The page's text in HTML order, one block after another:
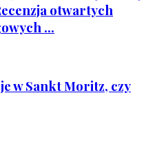
otwartych
...
w Sankt Moritz, czy